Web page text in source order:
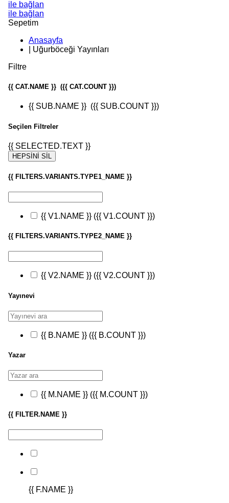
ile bağlan
ile bağlan
Sepetim
Anasayfa
Uğurböceği Yayınları
Filtre
{{ CAT.NAME }} ({{ CAT.COUNT }})
{{ SUB.NAME }} ({{ SUB.COUNT }})
Seçilen Filtreler
{{ SELECTED.TEXT }}
HEPSİNİ SİL
{{ FILTERS.VARIANTS.TYPE1_NAME }}
{{ V1.NAME }} ({{ V1.COUNT }})
{{ FILTERS.VARIANTS.TYPE2_NAME }}
{{ V2.NAME }} ({{ V2.COUNT }})
Yayınevi
{{ B.NAME }} ({{ B.COUNT }})
Yazar
{{ M.NAME }} ({{ M.COUNT }})
{{ FILTER.NAME }}
{{ F.NAME }}